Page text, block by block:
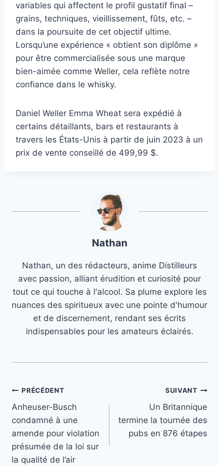
variables qui affectent le profil gustatif final –
grains, techniques, vieillissement, fûts, etc. –
dans la poursuite de cet objectif ultime.
Lorsqu’une expérience « obtient son diplôme »
pour être commercialisée sous une marque
bien-aimée comme Weller, cela reflète notre
confiance dans le whisky.
Daniel Weller Emma Wheat sera expédié à
certains détaillants, bars et restaurants à
travers les États-Unis à partir de juin 2023 à un
prix de vente conseillé de 499,99 $.
Nathan
Nathan, un des rédacteurs, anime Distilleurs
avec passion, alliant érudition et curiosité pour
tout ce qui touche à l'alcool. Sa plume explore les
nuances des spiritueux avec une pointe d'humour
et de discernement, rendant ses écrits
indispensables pour les amateurs éclairés.
Navigation
de
l’article
PRÉCÉDENT
Anheuser-Busch
condamné à une
amende pour violation
présumée de la loi sur
la qualité de l’air
SUIVANT
Un Britannique
termine la tournée des
pubs en 876 étapes